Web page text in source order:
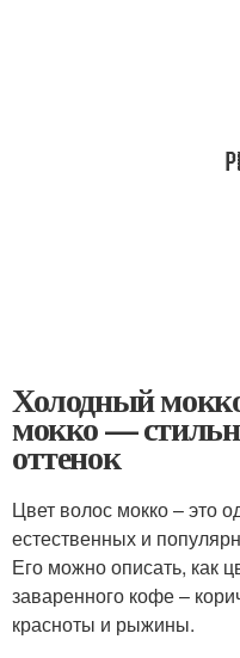
Холодный
мокко —
оттенок
Цвет волос мокко – это
естественных и
Его можно описать, как
заваренного кофе –
красноты и рыжины.